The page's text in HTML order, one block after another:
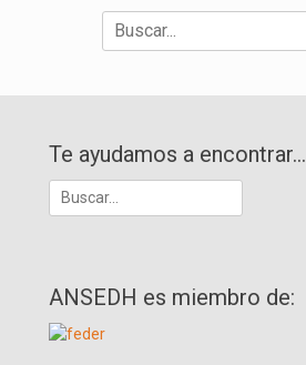
Buscar:
Te ayudamos a encontrar…
Buscar:
ANSEDH es miembro de: